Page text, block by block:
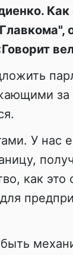
У нас
как это